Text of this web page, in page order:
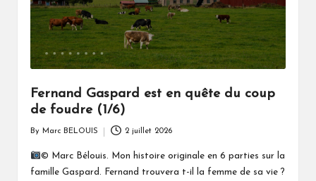
Fernand Gaspard est en quête du coup
de foudre (1/6)
by
By Marc BELOUIS 2 juillet 2026
© Marc Bélouis. Mon histoire originale en 6 parties sur la
famille Gaspard. Fernand trouvera t-il la femme de sa vie ?